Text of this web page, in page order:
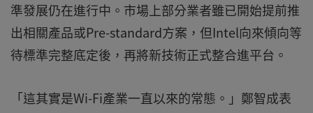
準發展仍在進行中。市場上部分業者雖已開始提前推
出相關產品或Pre-standard方案，但Intel向來傾向等
待標準完整底定後，再將新技術正式整合進平台。
「這其實是Wi-Fi產業一直以來的常態。」鄭智成表